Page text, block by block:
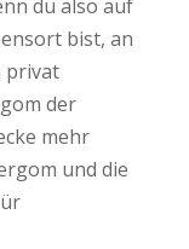
du also auf
bist, an
privat
der
mehr
und die